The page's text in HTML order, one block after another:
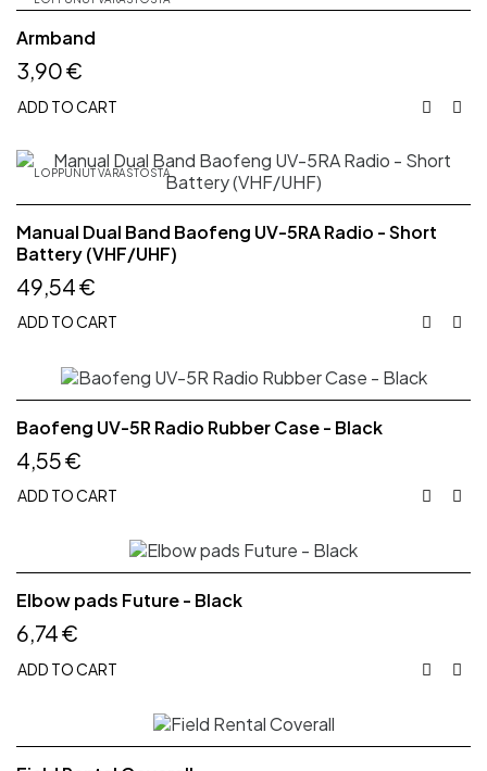
Armband
3,90 €
ADD TO CART  
LOPPUNUT VARASTOSTA
Manual Dual Band Baofeng UV-5RA Radio - Short
Battery (VHF/UHF)
49,54 €
ADD TO CART  
Baofeng UV-5R Radio Rubber Case - Black
4,55 €
ADD TO CART  
Elbow pads Future - Black
6,74 €
ADD TO CART  